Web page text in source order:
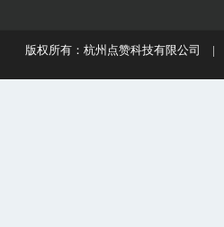
版权所有：杭州点赞科技有限公司